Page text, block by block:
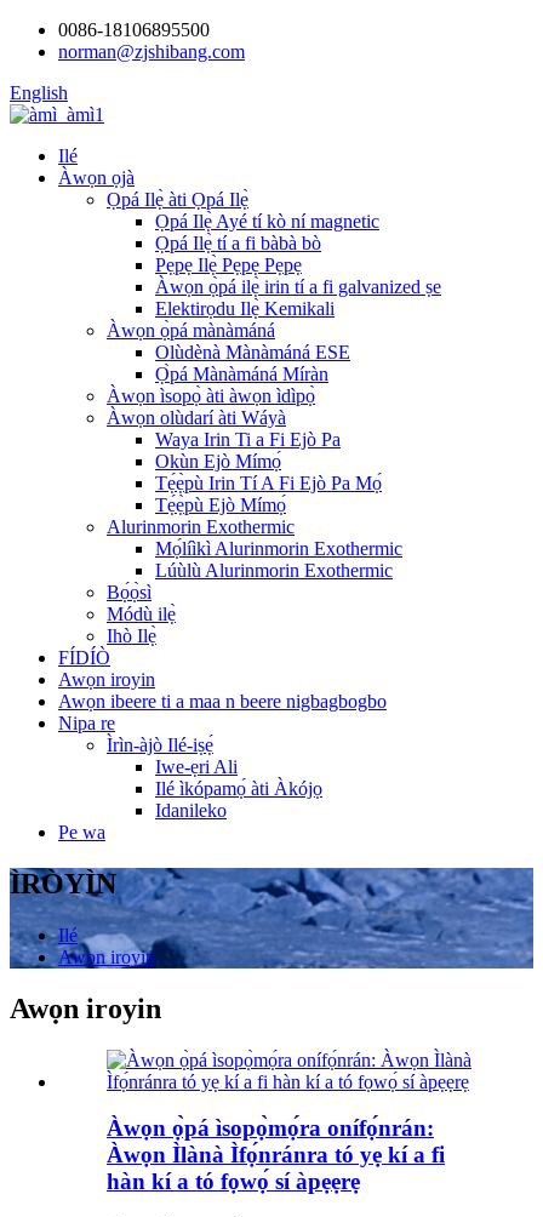
0086-18106895500
norman@zjshibang.com
English
Ilé
Àwọn ọjà
Ọpá Ilẹ̀ àti Ọpá Ilẹ̀
Ọpá Ilẹ̀ Ayé tí kò ní magnetic
Ọpá Ilẹ̀ tí a fi bàbà bò
Pẹpẹ Ilẹ̀ Pẹpẹ Pẹpẹ
Àwọn ọ̀pá ilẹ̀ irin tí a fi galvanized ṣe
Elektirọdu Ilẹ̀ Kemikali
Àwọn ọ̀pá mànàmáná
Olùdènà Mànàmáná ESE
Ọ̀pá Mànàmáná Míràn
Àwọn ìsopọ̀ àti àwọn ìdìpọ̀
Àwọn olùdarí àti Wáyà
Waya Irin Ti a Fi Ejò Pa
Okùn Ejò Mímọ́
Tẹ́ẹ̀pù Irin Tí A Fi Ejò Pa Mọ́
Tẹ́ẹ̀pù Ejò Mímọ́
Alurinmorin Exothermic
Mọ́líìkì Alurinmorin Exothermic
Lúùlù Alurinmorin Exothermic
Bọ́ọ̀sì
Módù ilẹ̀
Ihò Ilẹ̀
FÍDÍÒ
Awọn iroyin
Awọn ibeere ti a maa n beere nigbagbogbo
Nipa re
Ìrìn-àjò Ilé-iṣẹ́
Iwe-ẹri Ali
Ilé ìkópamọ́ àti Àkójọ
Idanileko
Pe wa
ÌRÒYÌN
Ilé
Awọn iroyin
Awọn iroyin
Àwọn ọ̀pá ìsopọ̀mọ́ra onífọ́nrán:
Àwọn Ìlànà Ìfọ́nránra tó yẹ kí a fi
hàn kí a tó fọwọ́ sí àpẹẹrẹ